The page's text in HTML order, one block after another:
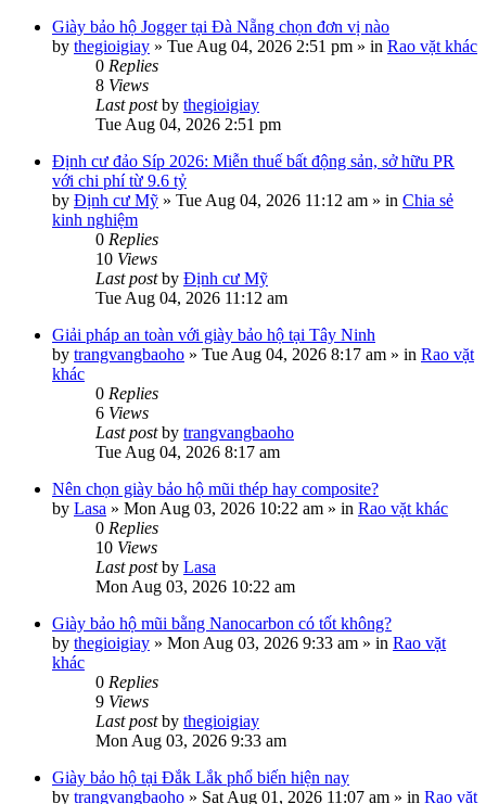
Giày bảo hộ Jogger tại Đà Nẵng chọn đơn vị nào
by thegioigiay » Tue Aug 04, 2026 2:51 pm » in Rao vặt khác
0 Replies
8 Views
Last postby thegioigiay
Tue Aug 04, 2026 2:51 pm
Định cư đảo Síp 2026: Miễn thuế bất động sản, sở hữu PR
với chi phí từ 9.6 tỷ
by Định cư Mỹ » Tue Aug 04, 2026 11:12 am » in Chia sẻ
kinh nghiệm
0 Replies
10 Views
Last postby Định cư Mỹ
Tue Aug 04, 2026 11:12 am
Giải pháp an toàn với giày bảo hộ tại Tây Ninh
by trangvangbaoho » Tue Aug 04, 2026 8:17 am » in Rao vặt
khác
0 Replies
6 Views
Last postby trangvangbaoho
Tue Aug 04, 2026 8:17 am
Nên chọn giày bảo hộ mũi thép hay composite?
by Lasa » Mon Aug 03, 2026 10:22 am » in Rao vặt khác
0 Replies
10 Views
Last postby Lasa
Mon Aug 03, 2026 10:22 am
Giày bảo hộ mũi bằng Nanocarbon có tốt không?
by thegioigiay » Mon Aug 03, 2026 9:33 am » in Rao vặt
khác
0 Replies
9 Views
Last postby thegioigiay
Mon Aug 03, 2026 9:33 am
Giày bảo hộ tại Đắk Lắk phổ biến hiện nay
by trangvangbaoho » Sat Aug 01, 2026 11:07 am » in Rao vặt